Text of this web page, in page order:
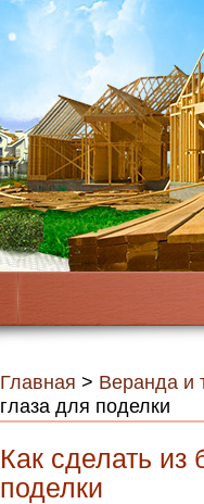
Главная > Веранда и
глаза для поделки
Как сделать из
поделки